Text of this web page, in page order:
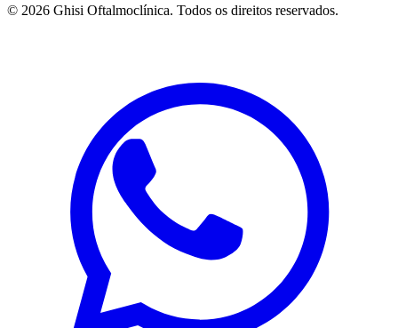
© 2026 Ghisi Oftalmoclínica. Todos os direitos reservados.